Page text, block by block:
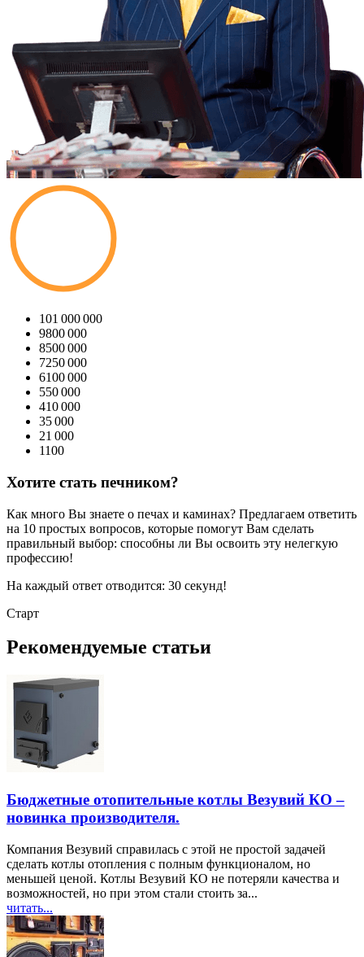
101 000 000
9800 000
8500 000
7250 000
6100 000
550 000
410 000
35 000
21 000
1100
Хотите стать печником?
Как много Вы знаете о печах и каминах? Предлагаем ответить
на 10 простых вопросов, которые помогут Вам сделать
правильный выбор: способны ли Вы освоить эту нелегкую
профессию!
На каждый ответ отводится: 30 секунд!
Старт
Рекомендуемые статьи
Бюджетные отопительные котлы Везувий КО –
новинка производителя.
Компания Везувий справилась с этой не простой задачей
сделать котлы отопления с полным функционалом, но
меньшей ценой. Котлы Везувий КО не потеряли качества и
возможностей, но при этом стали стоить за...
читать...